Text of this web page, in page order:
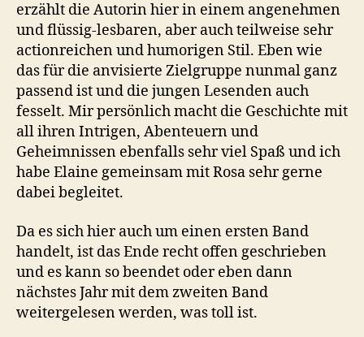
erzählt die Autorin hier in einem angenehmen
und flüssig-lesbaren, aber auch teilweise sehr
actionreichen und humorigen Stil. Eben wie
das für die anvisierte Zielgruppe nunmal ganz
passend ist und die jungen Lesenden auch
fesselt. Mir persönlich macht die Geschichte mit
all ihren Intrigen, Abenteuern und
Geheimnissen ebenfalls sehr viel Spaß und ich
habe Elaine gemeinsam mit Rosa sehr gerne
dabei begleitet.
Da es sich hier auch um einen ersten Band
handelt, ist das Ende recht offen geschrieben
und es kann so beendet oder eben dann
nächstes Jahr mit dem zweiten Band
weitergelesen werden, was toll ist.